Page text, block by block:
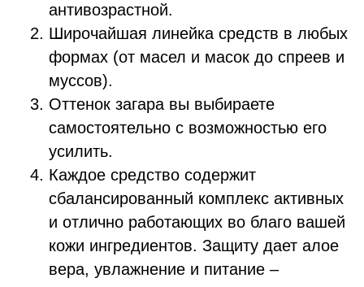
антивозрастной.
Широчайшая линейка средств в любых
формах (от масел и масок до спреев и
муссов).
Оттенок загара вы выбираете
самостоятельно с возможностью его
усилить.
Каждое средство содержит
сбалансированный комплекс активных
и отлично работающих во благо вашей
кожи ингредиентов. Защиту дает алое
вера, увлажнение и питание –